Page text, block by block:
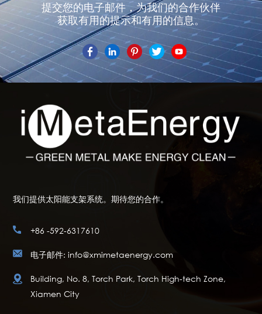
提交您的电子邮件，为我们的合作伙伴
获取有用的提示和有用的信息。
我们提供太阳能支架系统。期待您的合作。
+86 -592-6317610
电子邮件: info@xmimetaenergy.com
Building, No. 8, Torch Park, Torch High-tech Zone,
Xiamen City